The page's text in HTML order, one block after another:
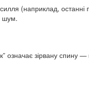
(наприклад,
шум.
означає зірвану спину